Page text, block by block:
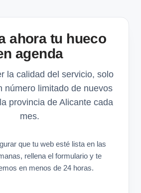
ahora tu hueco
agenda
la calidad del servicio, solo
número limitado de nuevos
provincia de Alicante cada
mes.
que tu web esté lista en las
rellena el formulario y te
en menos de 24 horas.